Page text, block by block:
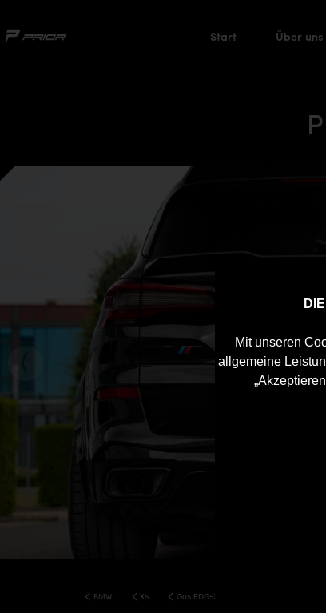
Mit unseren
allgemeine
Start Über uns
BMW X5 G05 PDG5XWB WIDEBODY KIT